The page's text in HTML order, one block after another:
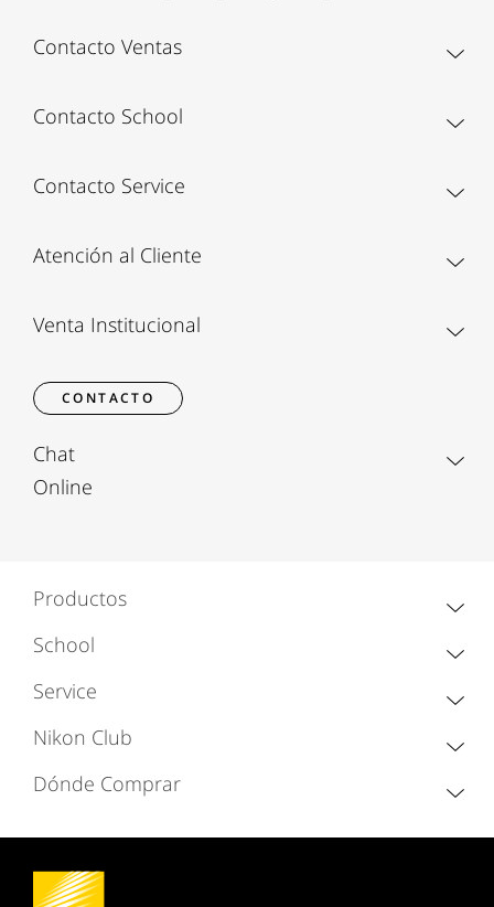
Contacto Ventas
Contacto School
Contacto Service
Atención al Cliente
Venta Institucional
CONTACTO
Chat
Online
Productos
School
Service
Nikon Club
Dónde Comprar